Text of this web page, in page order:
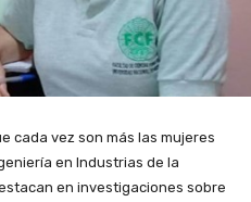
cada vez son más las mujeres
en Industrias de la
en investigaciones sobre